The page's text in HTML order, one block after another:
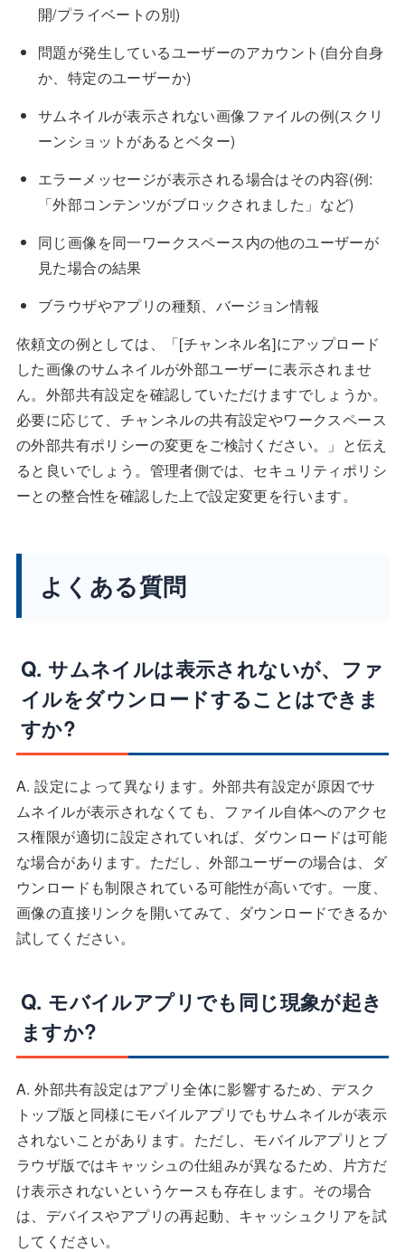
開/プライベートの別)
問題が発生しているユーザーのアカウント(自分自身
か、特定のユーザーか)
サムネイルが表示されない画像ファイルの例(スクリ
ーンショットがあるとベター)
エラーメッセージが表示される場合はその内容(例:
「外部コンテンツがブロックされました」など)
同じ画像を同一ワークスペース内の他のユーザーが
見た場合の結果
ブラウザやアプリの種類、バージョン情報
依頼文の例としては、「[チャンネル名]にアップロード
した画像のサムネイルが外部ユーザーに表示されませ
ん。外部共有設定を確認していただけますでしょうか。
必要に応じて、チャンネルの共有設定やワークスペース
の外部共有ポリシーの変更をご検討ください。」と伝え
ると良いでしょう。管理者側では、セキュリティポリシ
ーとの整合性を確認した上で設定変更を行います。
よくある質問
Q. サムネイルは表示されないが、ファ
イルをダウンロードすることはできま
すか?
A. 設定によって異なります。外部共有設定が原因でサ
ムネイルが表示されなくても、ファイル自体へのアクセ
ス権限が適切に設定されていれば、ダウンロードは可能
な場合があります。ただし、外部ユーザーの場合は、ダ
ウンロードも制限されている可能性が高いです。一度、
画像の直接リンクを開いてみて、ダウンロードできるか
試してください。
Q. モバイルアプリでも同じ現象が起き
ますか?
A. 外部共有設定はアプリ全体に影響するため、デスク
トップ版と同様にモバイルアプリでもサムネイルが表示
されないことがあります。ただし、モバイルアプリとブ
ラウザ版ではキャッシュの仕組みが異なるため、片方だ
け表示されないというケースも存在します。その場合
は、デバイスやアプリの再起動、キャッシュクリアを試
してください。